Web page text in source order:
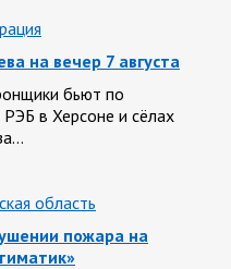
на вечер 7 августа
бьют по
в Херсоне и сёлах
область
пожара на